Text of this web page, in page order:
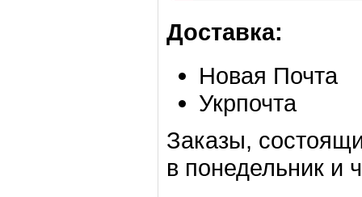
Доставка:
Новая Почта
Укрпочта
Заказы,
в понедельник и